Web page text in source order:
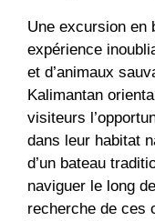
Une excursion en
expérience
et d’animaux
Kalimantan
visiteurs
dans leur habitat
d’un bateau
naviguer le long
recherche de ces